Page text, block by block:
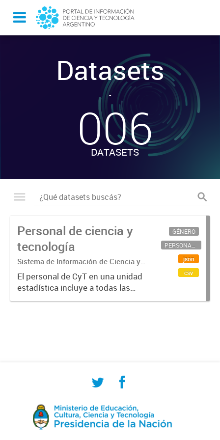
Datasets
-
006
DATASETS
Personal de ciencia y
tecnología
Sistema de Información de Ciencia y
Tecnología Argentino (SICYTAR)
El personal de CyT en una unidad
estadística incluye a todas las
personas involucradas
GÉNERO
PERSONAL CIENTÍFICO-TECNOLÓGICO
json
csv